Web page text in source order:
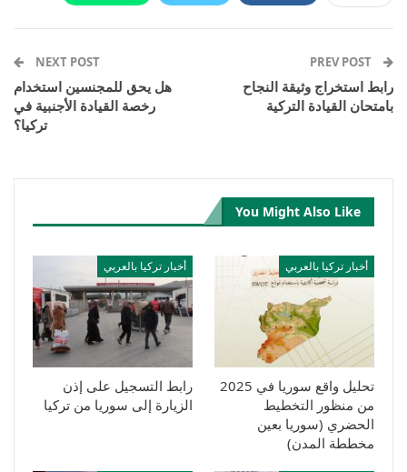
رابط استخراج وثيقة النجاح
بامتحان القيادة التركية
NEXT POST
هل يحق للمجنسين استخدام
رخصة القيادة الأجنبية في
تركيا؟
You Might Also Like
أخبار تركيا بالعربي
تحليل واقع سوريا في 2025
من منظور التخطيط
الحضري (سوريا بعين
مخططة المدن)
أخبار تركيا بالعربي
رابط التسجيل على إذن
الزيارة إلى سوريا من تركيا